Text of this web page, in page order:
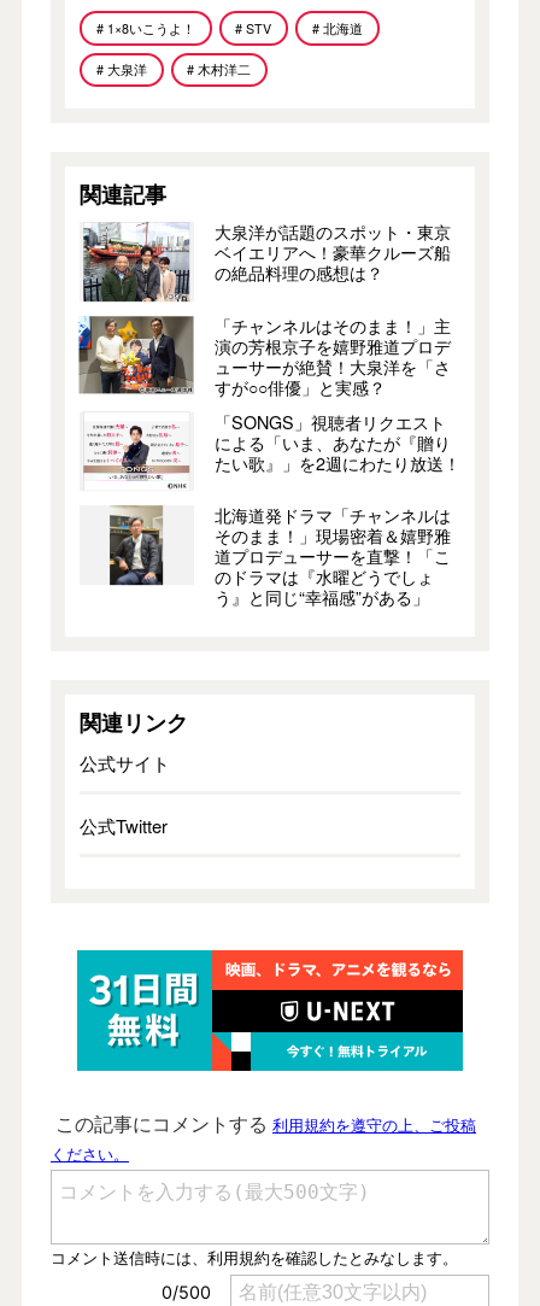
# 1×8いこうよ！ # STV # 北海道
# 大泉洋 # 木村洋二
関連記事
大泉洋が話題のスポット・東京
ベイエリアへ！豪華クルーズ船
の絶品料理の感想は？
「チャンネルはそのまま！」主
演の芳根京子を嬉野雅道プロデ
ューサーが絶賛！大泉洋を「さ
すが○○俳優」と実感？
「SONGS」視聴者リクエスト
による「いま、あなたが『贈り
たい歌』」を2週にわたり放送！
北海道発ドラマ「チャンネルは
そのまま！」現場密着＆嬉野雅
道プロデューサーを直撃！「こ
のドラマは『水曜どうでしょ
う』と同じ“幸福感”がある」
関連リンク
公式サイト
公式Twitter